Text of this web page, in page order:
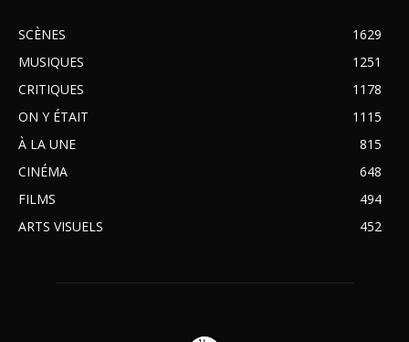
SCÈNES
1629
MUSIQUES
1251
CRITIQUES
1178
ON Y ÉTAIT
1115
À LA UNE
815
CINÉMA
648
FILMS
494
ARTS VISUELS
452